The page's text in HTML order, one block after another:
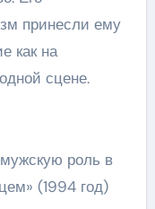
принесли ему
как на
сцене.
роль в
(1994 год)